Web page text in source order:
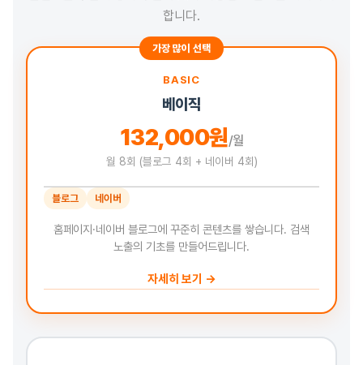
합니다.
가장 많이 선택
BASIC
베이직
132,000원/월
월 8회 (블로그 4회 + 네이버 4회)
블로그 네이버
홈페이지·네이버 블로그에 꾸준히 콘텐츠를 쌓습니다. 검색
노출의 기초를 만들어드립니다.
자세히 보기 →